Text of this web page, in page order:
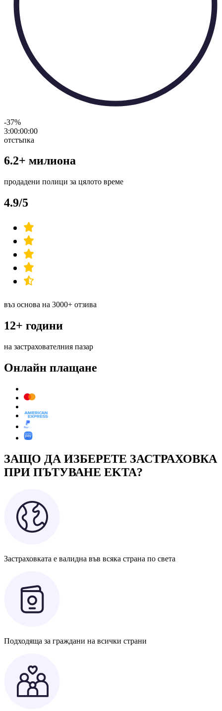
-37%
3:00:00:00
отстъпка
6.2+ милиона
продадени полици за цялото време
4.9/5
въз основа на 3000+ отзива
12+ години
на застрахователния пазар
Онлайн плащане
ЗАЩО ДА ИЗБЕРЕТЕ ЗАСТРАХОВКА
ПРИ ПЪТУВАНЕ EKTA?
Застраховката е валидна във всяка страна по света
Подходяща за граждани на всички страни